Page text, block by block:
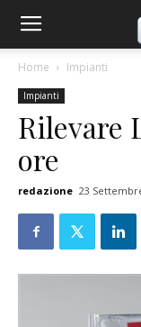
Home Impianti
Impianti
Rilevare
ore
redazione 23